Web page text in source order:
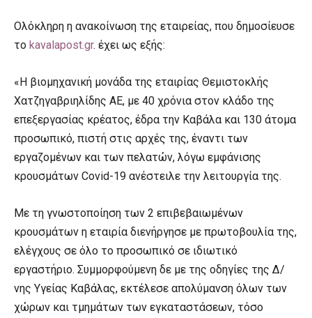
Ολόκληρη η ανακοίνωση της εταιρείας, που δημοσίευσε
το kavalapost.gr. έχει ως εξής:
«H βιομηχανική μονάδα της εταιρίας Θεμιστοκλής
Χατζηγαβριηλίδης ΑΕ, με 40 χρόνια στον κλάδο της
επεξεργασίας κρέατος, έδρα την Καβάλα και 130 άτομα
προσωπικό, πιστή στις αρχές της, έναντι των
εργαζομένων και των πελατών, λόγω εμφάνισης
κρουσμάτων Covid-19 ανέστειλε την λειτουργία της.
Με τη γνωστοποίηση των 2 επιβεβαιωμένων
κρουσμάτων η εταιρία διενήργησε με πρωτοβουλία της,
ελέγχους σε όλο το προσωπικό σε ιδιωτικό
εργαστήριο. Συμμορφούμενη δε με της οδηγίες της Δ/
νης Υγείας Καβάλας, εκτέλεσε απολύμανση όλων των
χώρων και τμημάτων των εγκαταστάσεων, τόσο